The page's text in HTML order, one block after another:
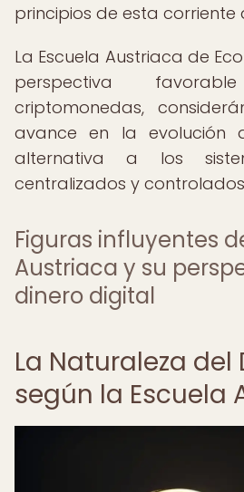
principios de esta corriente
La Escuela Austriaca de
perspectiva
criptomonedas,
avance en la evolución
alternativa a los
centralizados y
Figuras influyentes
Austriaca y su
dinero digital
La Naturaleza del
según la Escuela